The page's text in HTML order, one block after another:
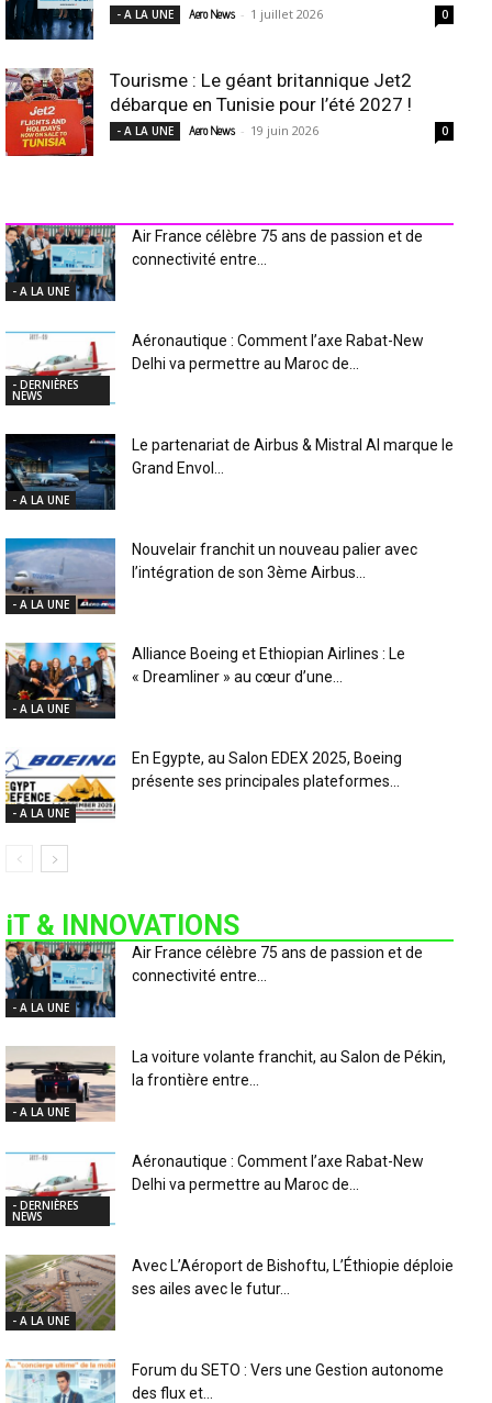
- A LA UNE Aero News - 1 juillet 2026 0
Tourisme : Le géant britannique Jet2
débarque en Tunisie pour l’été 2027 !
- A LA UNE Aero News - 19 juin 2026 0
- A LA UNE
Air France célèbre 75 ans de passion et de
connectivité entre...
- DERNIÈRES
NEWS
Aéronautique : Comment l’axe Rabat-New
Delhi va permettre au Maroc de...
- A LA UNE
Le partenariat de Airbus & Mistral AI marque le
Grand Envol...
- A LA UNE
Nouvelair franchit un nouveau palier avec
l’intégration de son 3ème Airbus...
- A LA UNE
Alliance Boeing et Ethiopian Airlines : Le
« Dreamliner » au cœur d’une...
- A LA UNE
En Egypte, au Salon EDEX 2025, Boeing
présente ses principales plateformes...
iT & INNOVATIONS
- A LA UNE
Air France célèbre 75 ans de passion et de
connectivité entre...
- A LA UNE
La voiture volante franchit, au Salon de Pékin,
la frontière entre...
- DERNIÈRES
NEWS
Aéronautique : Comment l’axe Rabat-New
Delhi va permettre au Maroc de...
- A LA UNE
Avec L’Aéroport de Bishoftu, L’Éthiopie déploie
ses ailes avec le futur...
Forum du SETO : Vers une Gestion autonome
des flux et...